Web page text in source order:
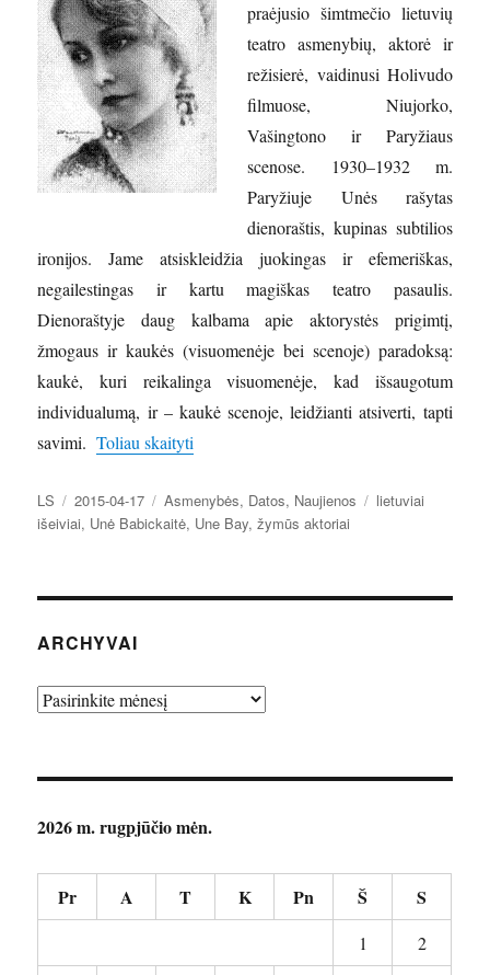
praėjusio šimtmečio lietuvių
teatro asmenybių, aktorė ir
režisierė, vaidinusi Holivudo
filmuose, Niujorko,
Vašingtono ir Paryžiaus
scenose. 1930–1932 m.
Paryžiuje Unės rašytas
dienoraštis, kupinas subtilios
ironijos. Jame atsiskleidžia juokingas ir efemeriškas,
negailestingas ir kartu magiškas teatro pasaulis.
Dienoraštyje daug kalbama apie aktorystės prigimtį,
žmogaus ir kaukės (visuomenėje bei scenoje) paradoksą:
kaukė, kuri reikalinga visuomenėje, kad išsaugotum
individualumą, ir – kaukė scenoje, leidžianti atsiverti, tapti
savimi.Toliau skaityti
Autorius
LS Paskelbta
2015-04-17 Kategorijos
Asmenybės, Datos, Naujienos Žymos
lietuviai
išeiviai, Unė Babickaitė, Une Bay,žymūs aktoriai
ARCHYVAI
Archyvai
2026 m. rugpjūčio mėn.
Pr A T K Pn Š S
1
2